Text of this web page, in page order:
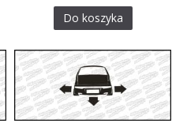
Do koszyka